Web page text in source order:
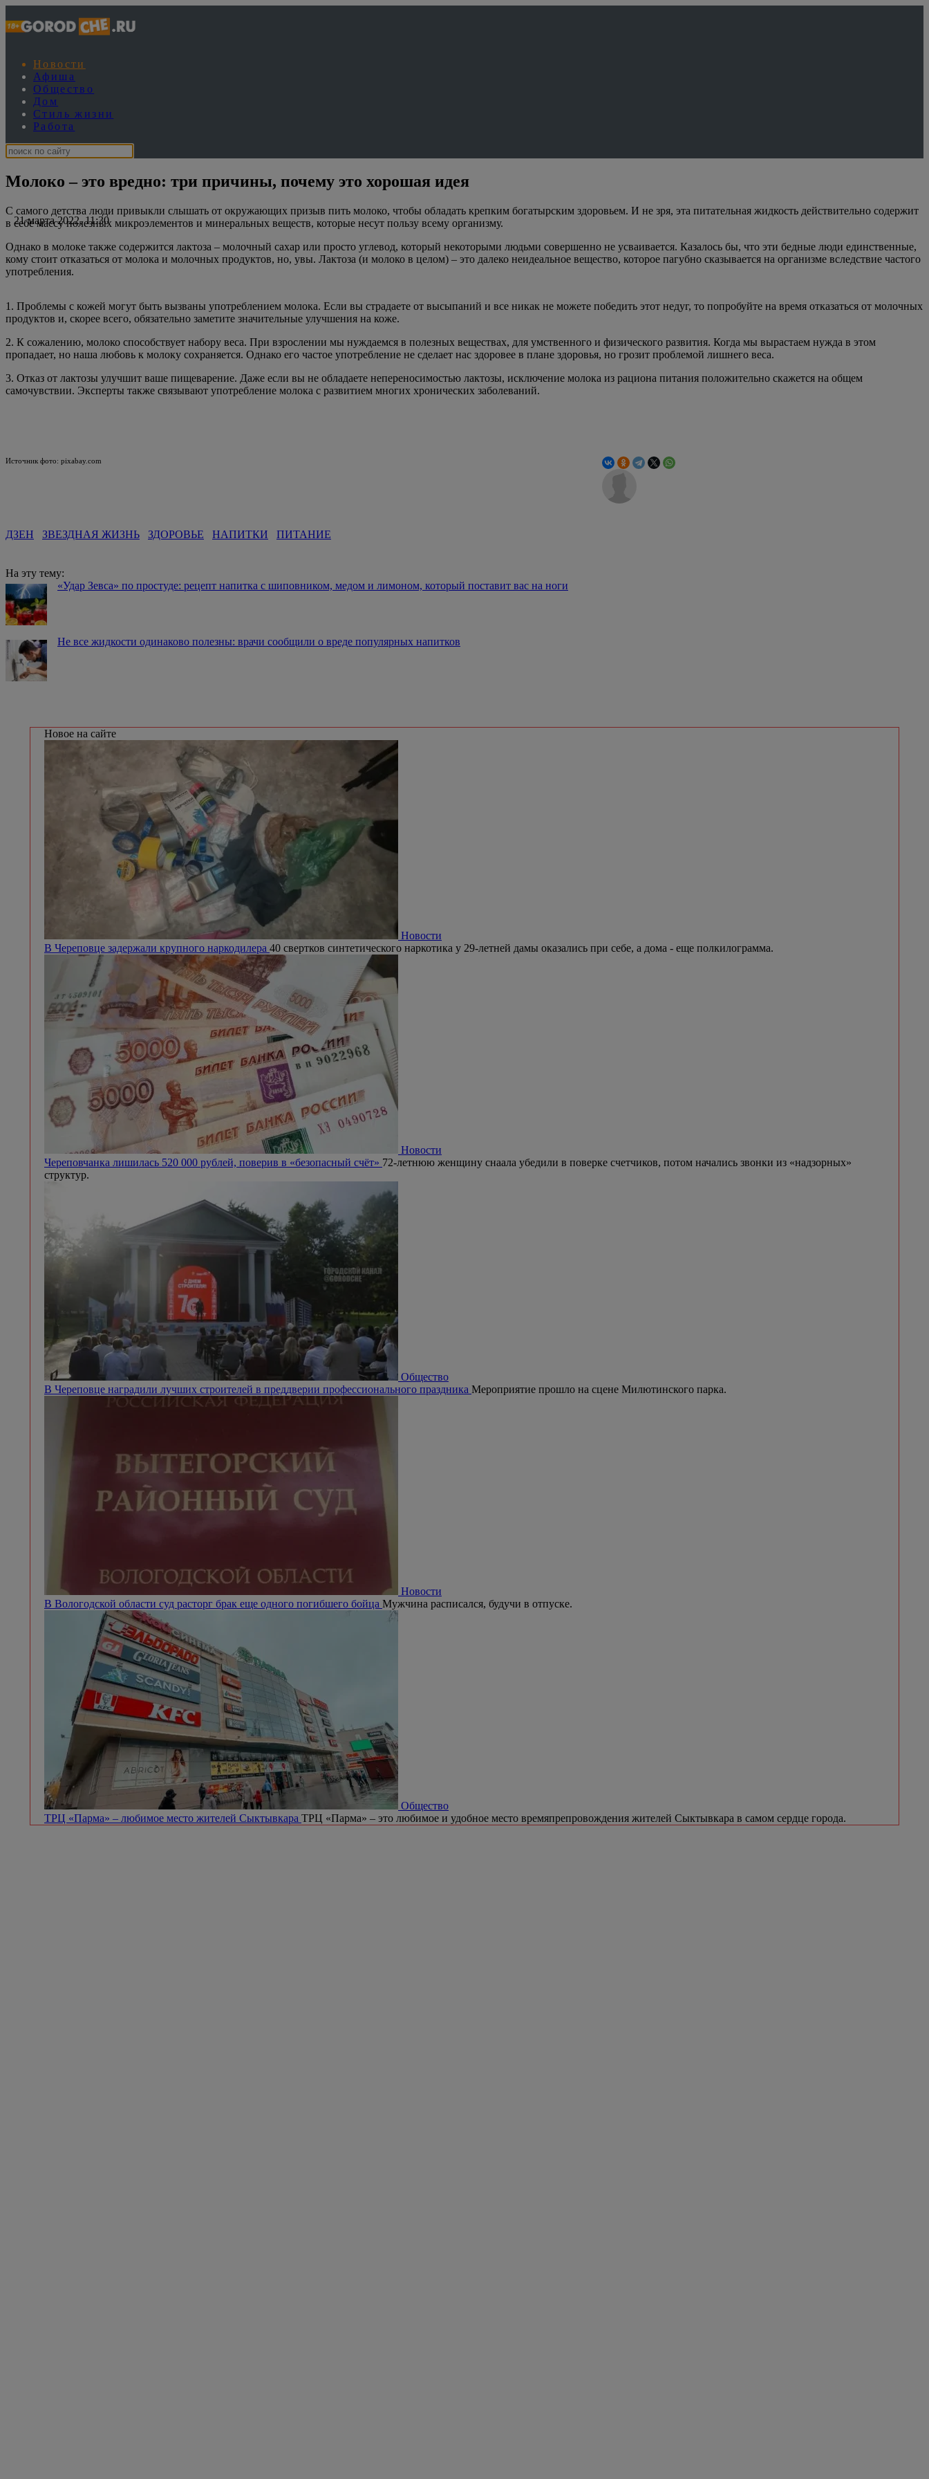
Новости
Афиша
Общество
Дом
Стиль жизни
Работа
Молоко – это вредно: три причины, почему это хорошая идея
21 марта 2022, 11:30
С самого детства люди привыкли слышать от окружающих призыв пить молоко, чтобы обладать крепким богатырским здоровьем. И не зря, эта питательная жидкость действительно содержит
в себе массу полезных микроэлементов и минеральных веществ, которые несут пользу всему организму.
Однако в молоке также содержится лактоза – молочный сахар или просто углевод, который некоторыми людьми совершенно не усваивается. Казалось бы, что эти бедные люди единственные,
кому стоит отказаться от молока и молочных продуктов, но, увы. Лактоза (и молоко в целом) – это далеко неидеальное вещество, которое пагубно сказывается на организме вследствие частого
употребления.
1. Проблемы с кожей могут быть вызваны употреблением молока. Если вы страдаете от высыпаний и все никак не можете победить этот недуг, то попробуйте на время отказаться от молочных
продуктов и, скорее всего, обязательно заметите значительные улучшения на коже.
2. К сожалению, молоко способствует набору веса. При взрослении мы нуждаемся в полезных веществах, для умственного и физического развития. Когда мы вырастаем нужда в этом
пропадает, но наша любовь к молоку сохраняется. Однако его частое употребление не сделает нас здоровее в плане здоровья, но грозит проблемой лишнего веса.
3. Отказ от лактозы улучшит ваше пищеварение. Даже если вы не обладаете непереносимостью лактозы, исключение молока из рациона питания положительно скажется на общем
самочувствии. Эксперты также связывают употребление молока с развитием многих хронических заболеваний.
Источник фото: pixabay.com
ДЗЕН ЗВЕЗДНАЯ ЖИЗНЬ ЗДОРОВЬЕ НАПИТКИ ПИТАНИЕ
На эту тему:
«Удар Зевса» по простуде: рецепт напитка с шиповником, медом и лимоном, который поставит вас на ноги
Не все жидкости одинаково полезны: врачи сообщили о вреде популярных напитков
Новое на сайте
Новости
В Череповце задержали крупного наркодилера 40 свертков синтетического наркотика у 29-летней дамы оказались при себе, а дома - еще полкилограмма.
Новости
Череповчанка лишилась 520 000 рублей, поверив в «безопасный счёт» 72-летнюю женщину снаала убедили в поверке счетчиков, потом начались звонки из «надзорных»
структур.
Общество
В Череповце наградили лучших строителей в преддверии профессионального праздника Мероприятие прошло на сцене Милютинского парка.
Новости
В Вологодской области суд расторг брак еще одного погибшего бойца Мужчина расписался, будучи в отпуске.
Общество
ТРЦ «Парма» – любимое место жителей Сыктывкара ТРЦ «Парма» – это любимое и удобное место времяпрепровождения жителей Сыктывкара в самом сердце города.